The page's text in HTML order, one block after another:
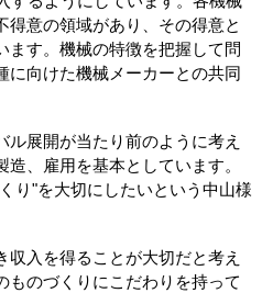
得意の領域があり、その得意と
ます。機械の特徴を把握して問
に向けた機械メーカーとの共同
ル展開が当たり前のように考え
、雇用を基本としています。
り"を大切にしたいという中山様
収入を得ることが大切だと考え
ものづくりにこだわりを持って